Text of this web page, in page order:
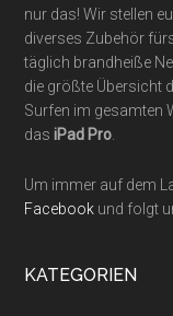
nur das! Wir stellen
diverses Zubehör
täglich brandheiße
die größte Übersicht
Surfen im gesamten
dasiPad Pro
Um immer auf dem
Facebook und folgt
KATEGORIEN